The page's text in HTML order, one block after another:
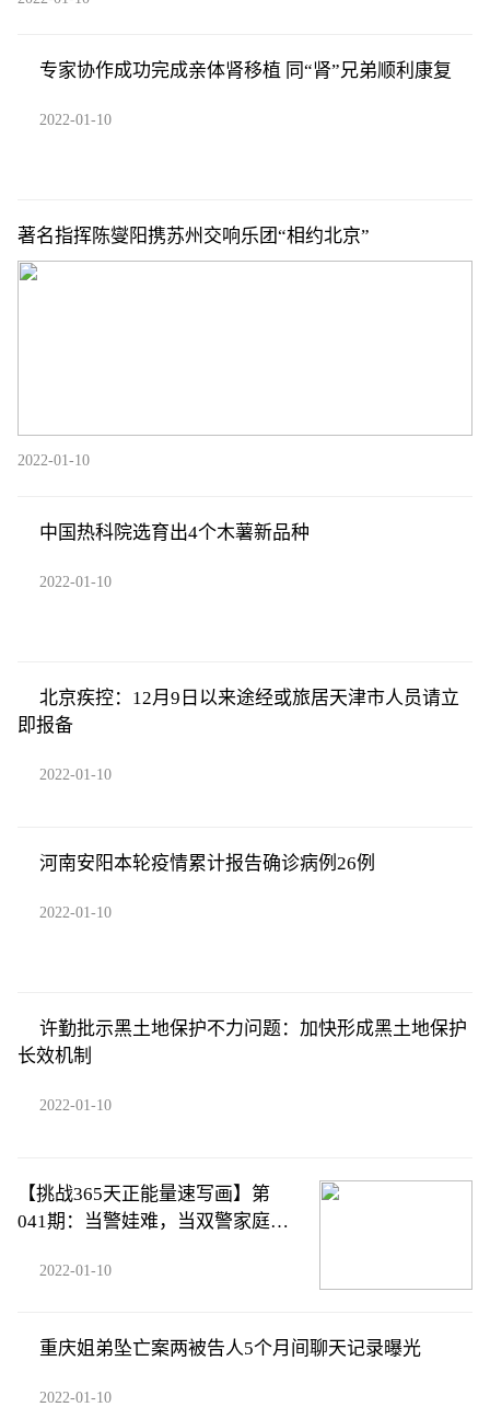
专家协作成功完成亲体肾移植 同“肾”兄弟顺利康复
2022-01-10
著名指挥陈燮阳携苏州交响乐团“相约北京”
2022-01-10
中国热科院选育出4个木薯新品种
2022-01-10
北京疾控：12月9日以来途经或旅居天津市人员请立
即报备
2022-01-10
河南安阳本轮疫情累计报告确诊病例26例
2022-01-10
许勤批示黑土地保护不力问题：加快形成黑土地保护
长效机制
2022-01-10
【挑战365天正能量速写画】第
041期：当警娃难，当双警家庭的
2022-01-10
重庆姐弟坠亡案两被告人5个月间聊天记录曝光
2022-01-10